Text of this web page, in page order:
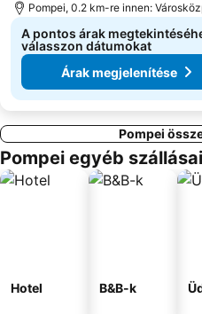
Lungomare Caracciolo
Pompei, 0.2 km-re innen:
A pontos árak
válasszon dátumokat
Árak megjelenítése
Pompei
Pompei egyéb szállásai
Hotel B&B-k